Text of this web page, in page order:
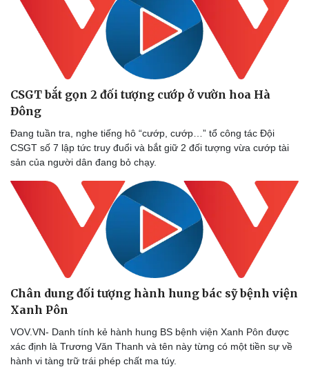
Sức khỏe
Dinh dưỡng - món ngon
Cây thuốc
Sản phụ khoa
Nhi khoa
Đời sống
Blog
Tình yêu - Gia đình
CSGT bắt gọn 2 đối tượng cướp ở vườn hoa Hà
Đông
Đang tuần tra, nghe tiếng hô “cướp, cướp…” tổ công tác Đội
CSGT số 7 lập tức truy đuổi và bắt giữ 2 đối tượng vừa cướp tài
sản của người dân đang bỏ chạy.
Chân dung đối tượng hành hung bác sỹ bệnh viện
Xanh Pôn
VOV.VN- Danh tính kẻ hành hung BS bệnh viện Xanh Pôn được
xác định là Trương Văn Thanh và tên này từng có một tiền sự về
hành vi tàng trữ trái phép chất ma túy.